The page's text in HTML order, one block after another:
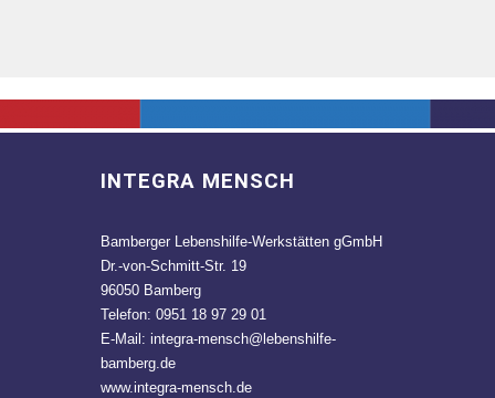
INTEGRA MENSCH
Bamberger Lebenshilfe-Werkstätten gGmbH
Dr.-von-Schmitt-Str. 19
96050 Bamberg
Telefon: 0951 18 97 29 01
E-Mail:integra-mensch@lebenshilfe-
bamberg.de
www.integra-mensch.de